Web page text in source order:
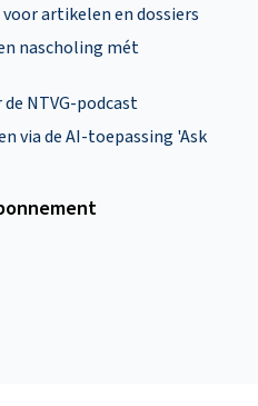
artikelen en dossiers
nascholing mét
NTVG-podcast
via de AI-toepassing 'Ask